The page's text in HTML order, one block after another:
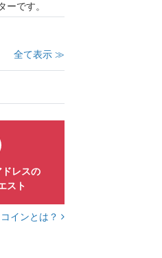
です。
全て表示 ≫
レスの
スト
インとは？